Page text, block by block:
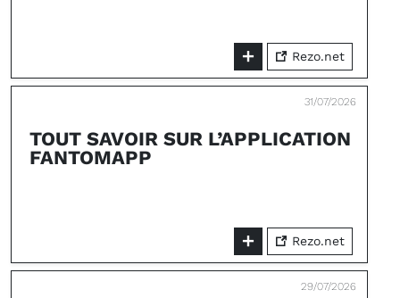
Rezo.net
31/07/2026
TOUT SAVOIR SUR L’APPLICATION
FANTOMAPP
Rezo.net
29/07/2026